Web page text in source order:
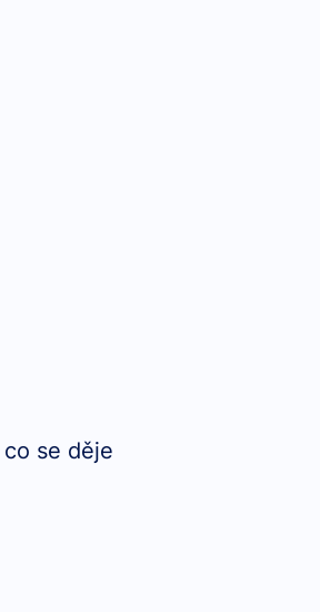
se děje